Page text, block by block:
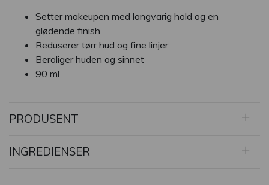
Setter makeupen med langvarig hold og en
glødende finish
Reduserer tørr hud og fine linjer
Beroliger huden og sinnet
90 ml
PRODUSENT
INGREDIENSER